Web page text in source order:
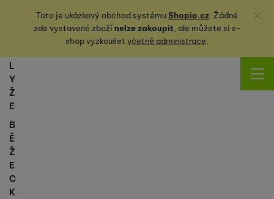
Toto je ukázkový obchod systémuShopio.cz. Žádné
zde vystavené zbožínelze zakoupit, ale můžete sie-
shop vyzkoušet včetně administrace.
Zavřít
L
Y
Ž
E
B
Ě
Ž
E
C
K